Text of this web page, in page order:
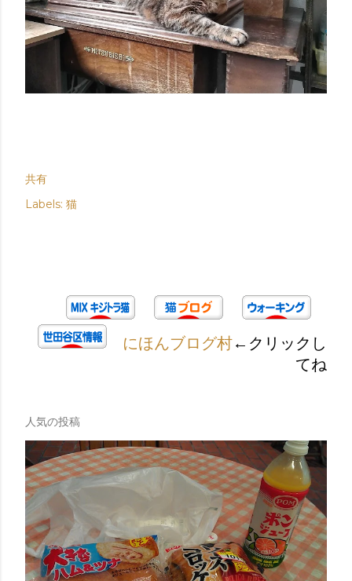
共有
Labels: 猫
にほんブログ村←クリックし
てね
人気の投稿